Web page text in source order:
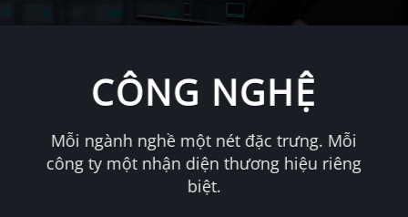
CÔNG NGHỆ
Mỗi ngành nghề một nét đặc trưng. Mỗi
công ty một nhận diện thương hiệu riêng
biệt.